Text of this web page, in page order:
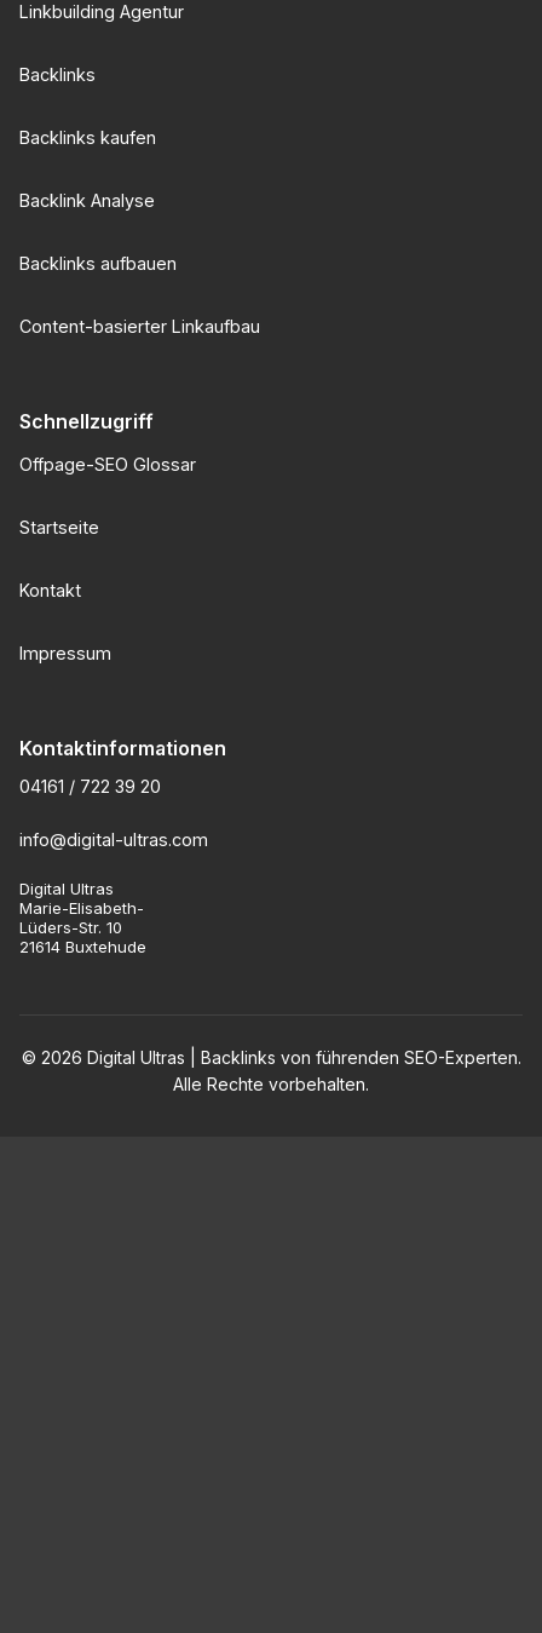
Linkbuilding Agentur
Backlinks
Backlinks kaufen
Backlink Analyse
Backlinks aufbauen
Content-basierter Linkaufbau
Schnellzugriff
Offpage-SEO Glossar
Startseite
Kontakt
Impressum
Kontaktinformationen
04161 / 722 39 20
info@digital-ultras.com
Digital Ultras
Marie-Elisabeth-
Lüders-Str. 10
21614 Buxtehude
© 2026 Digital Ultras | Backlinks von führenden SEO-Experten.
Alle Rechte vorbehalten.